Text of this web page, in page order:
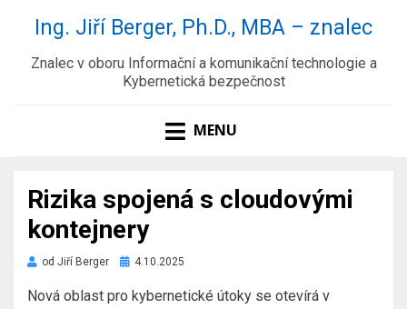
Ing. Jiří Berger, Ph.D., MBA – znalec
Znalec v oboru Informační a komunikační technologie a
Kybernetická bezpečnost
MENU
Rizika spojená s cloudovými
kontejnery
od Jiří Berger
Zveřejněno
4.10.2025
Nová oblast pro kybernetické útoky se otevírá v